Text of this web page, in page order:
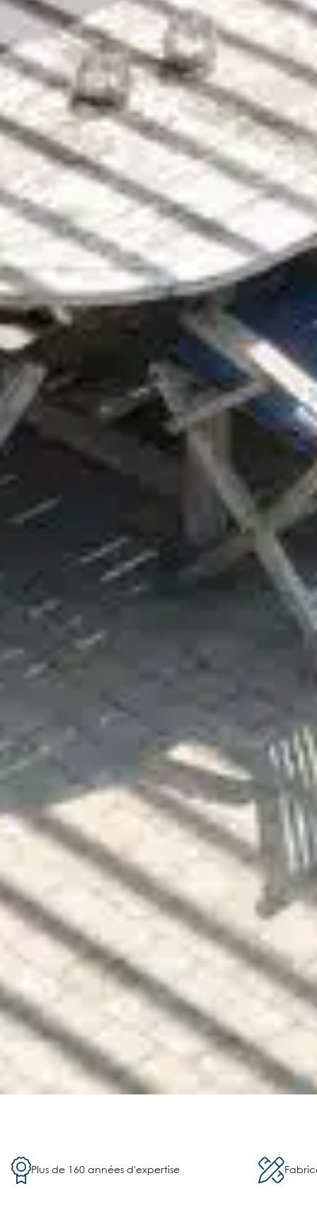
Plus de 160 années d'expertise